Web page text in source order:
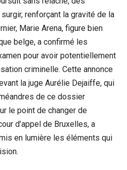
renforçant la gravité de la
Marie Arena, figure bien
belge, a confirmé les
pour avoir potentiellement
criminelle. Cette annonce
la juge Aurélie Dejaiffe, qui
de ce dossier
le point de changer de
d’appel de Bruxelles, a
en lumière les éléments qui